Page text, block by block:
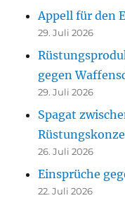
Appell für den
29. Juli 2026
gegen
29. Juli 2026
Spagat
26. Juli 2026
Einsprüche
22. Juli 2026